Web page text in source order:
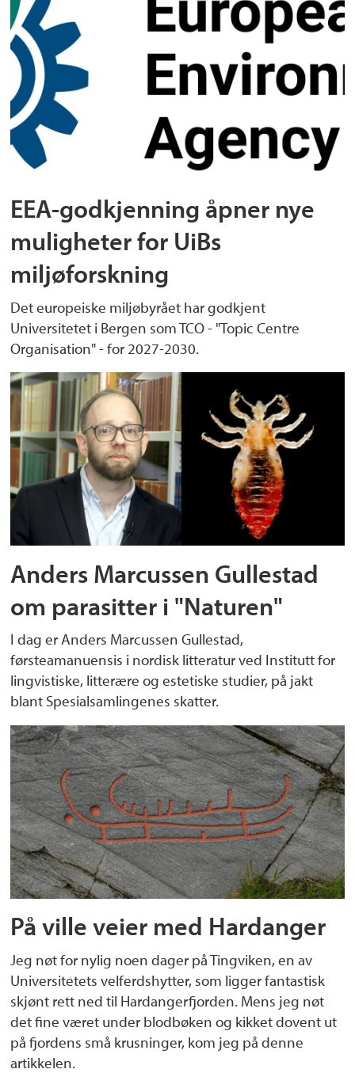
EEA-godkjenning åpner nye
muligheter for UiBs
miljøforskning
Det europeiske miljøbyrået har godkjent
Universitetet i Bergen som TCO - "Topic Centre
Organisation" - for 2027-2030.
Anders Marcussen Gullestad
om parasitter i "Naturen"
I dag er Anders Marcussen Gullestad,
førsteamanuensis i nordisk litteratur ved Institutt for
lingvistiske, litterære og estetiske studier, på jakt
blant Spesialsamlingenes skatter.
På ville veier med Hardanger
Jeg nøt for nylig noen dager på Tingviken, en av
Universitetets velferdshytter, som ligger fantastisk
skjønt rett ned til Hardangerfjorden. Mens jeg nøt
det fine været under blodbøken og kikket dovent ut
på fjordens små krusninger, kom jeg på denne
artikkelen.